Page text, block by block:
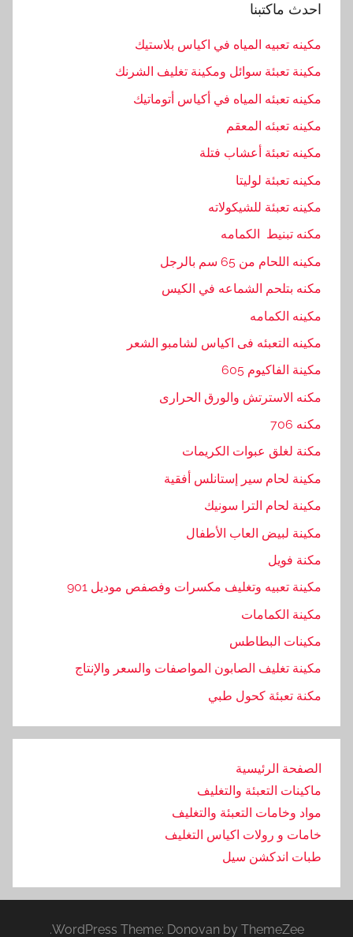
احدث ماكتبنا
مكينه تعبيه المياه في اكياس بلاستيك
مكينة تعبئة سوائل ومكينة تغليف الشرنك
مكينه تعبئه المياه في أكياس أتوماتيك
مكينه تعبئه المعقم
مكينه تعبئة أعشاب فتلة
مكينه تعبئة لوليتا
مكينه تعبئة للشيكولاته
مكنه تبنيط الكمامه
مكينه اللحام من 65 سم بالرجل
مكنه بتلحم الشماعه في الكيس
مكينه الكمامه
مكينه التعبئه فى اكياس لشامبو الشعر
مكينة الفاكيوم 605
مكنه الاسترتش والورق الحرارى
مكنه 706
مكنة لغلق عبوات الكريمات
مكينة لحام سير إستانلس أفقية
مكينة لحام الترا سونيك
مكينة لبيض العاب الأطفال
مكنة فويل
مكينة تعبيه وتغليف مكسرات وفصفص موديل 901
مكينة الكمامات
مكينات البطاطس
مكينة تغليف الصابون المواصفات والسعر والإنتاج
مكنة تعبئة كحول طبي
الصفحة الرئيسية
ماكينات التعبئة والتغليف
مواد وخامات التعبئة والتغليف
خامات و رولات اكياس التغليف
طبات اندكشن سيل
WordPress Theme: Donovan by ThemeZee.